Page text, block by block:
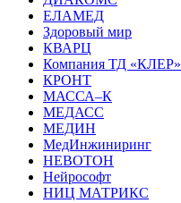
ЕЛАМЕД
Здоровый мир
КВАРЦ
Компания ТД «КЛЕР»
КРОНТ
МАССА–К
МЕДАСС
МЕДИН
МедИнжиниринг
НЕВОТОН
Нейрософт
НИЦ МАТРИКС